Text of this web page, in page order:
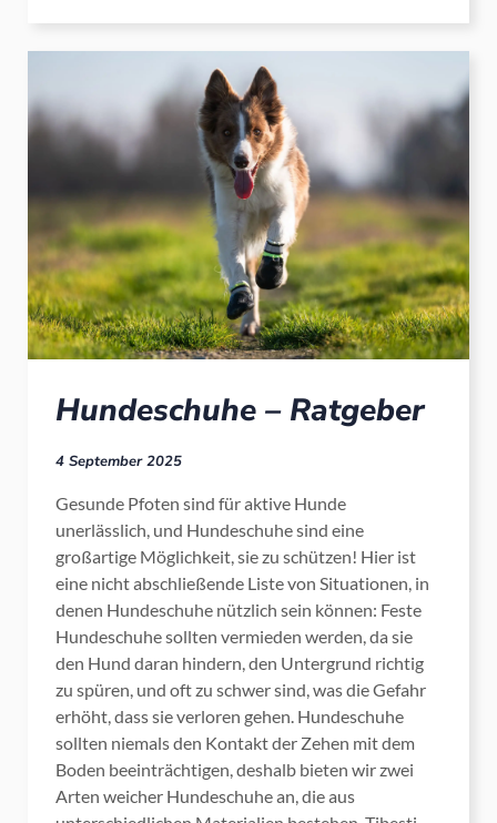
Hundeschuhe – Ratgeber
4 September 2025
Gesunde Pfoten sind für aktive Hunde
unerlässlich, und Hundeschuhe sind eine
großartige Möglichkeit, sie zu schützen! Hier ist
eine nicht abschließende Liste von Situationen, in
denen Hundeschuhe nützlich sein können: Feste
Hundeschuhe sollten vermieden werden, da sie
den Hund daran hindern, den Untergrund richtig
zu spüren, und oft zu schwer sind, was die Gefahr
erhöht, dass sie verloren gehen. Hundeschuhe
sollten niemals den Kontakt der Zehen mit dem
Boden beeinträchtigen, deshalb bieten wir zwei
Arten weicher Hundeschuhe an, die aus